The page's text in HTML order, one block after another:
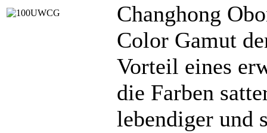
Changhong
Color Gamut
Vorteil eines
die Farben
lebendiger und